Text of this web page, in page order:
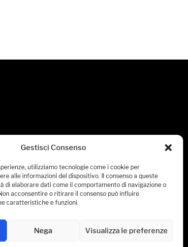
Gestisci Consenso
utilizziamo tecnologie come i cookie per
alle informazioni del dispositivo. Il consenso a queste
di elaborare dati come il comportamento di navigazione o
acconsentire o ritirare il consenso può influire
caratteristiche e funzioni.
Nega Visualizza le preferenze